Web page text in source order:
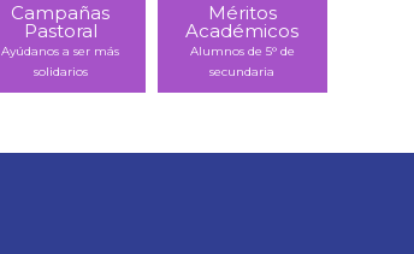
Campañas
Pastoral
Ayúdanos a ser más
solidarios
Méritos
Académicos
Alumnos de 5° de
secundaria